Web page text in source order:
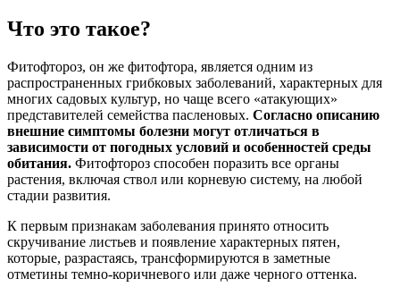
Что это такое?
Фитофтороз, он же фитофтора, является одним из
распространенных грибковых заболеваний, характерных для
многих садовых культур, но чаще всего «атакующих»
представителей семейства пасленовых. Согласно описанию
внешние симптомы болезни могут отличаться в
зависимости от погодных условий и особенностей среды
обитания. Фитофтороз способен поразить все органы
растения, включая ствол или корневую систему, на любой
стадии развития.
К первым признакам заболевания принято относить
скручивание листьев и появление характерных пятен,
которые, разрастаясь, трансформируются в заметные
отметины темно-коричневого или даже черного оттенка.